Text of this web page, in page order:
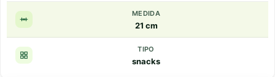
MEDIDA
21 cm
TIPO
snacks